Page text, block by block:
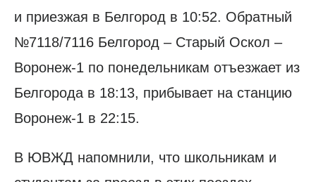
и приезжая в Белгород в 10:52. Обратный
№7118/7116 Белгород – Старый Оскол –
Воронеж-1 по понедельникам отъезжает из
Белгорода в 18:13, прибывает на станцию
Воронеж-1 в 22:15.
В ЮВЖД напомнили, что школьникам и